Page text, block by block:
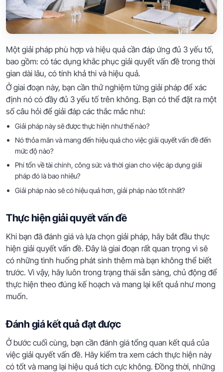
Một giải pháp phù hợp và hiệu quả cần đáp ứng đủ 3 yếu tố,
bao gồm: có tác dụng khắc phục giải quyết vấn đề trong thời
gian dài lâu, có tính khả thi và hiệu quả.
Ở giai đoạn này, bạn cần thử nghiệm từng giải pháp để xác
định nó có đầy đủ 3 yếu tố trên không. Bạn có thể đặt ra một
số câu hỏi để giải đáp các thắc mắc như:
Giải pháp này sẽ được thực hiện như thế nào?
Nó thỏa mãn và mang đến hiệu quả cho việc giải quyết vấn đề đến
mức độ nào?
Phí tổn về tài chính, công sức và thời gian cho việc áp dụng giải
pháp đó là bao nhiêu?
Giải pháp nào sẽ có hiệu quả hơn, giải pháp nào tốt nhất?
Thực hiện giải quyết vấn đề
Khi bạn đã đánh giá và lựa chọn giải pháp, hãy bắt đầu thực
hiện giải quyết vấn đề. Đây là giai đoạn rất quan trọng vì sẽ
có những tình huống phát sinh thêm mà bạn không thể biết
trước. Vì vậy, hãy luôn trong trạng thái sẵn sàng, chủ động để
thực hiện theo đúng kế hoạch và mang lại kết quả như mong
muốn.
Đánh giá kết quả đạt được
Ở bước cuối cùng, bạn cần đánh giá tổng quan kết quả của
việc giải quyết vấn đề. Hãy kiểm tra xem cách thực hiện này
có tốt và mang lại hiệu quả tích cực không. Đồng thời, những